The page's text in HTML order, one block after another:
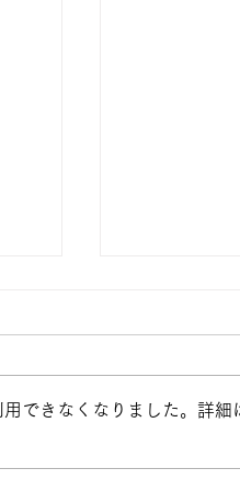
できなくなりました。詳